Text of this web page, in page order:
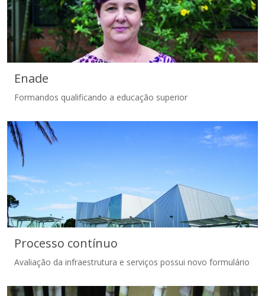
Enade
Enade
Formandos qualificando a educação superior
Processo contínuo
Avaliação da infraestrutura e serviços possui novo formulário